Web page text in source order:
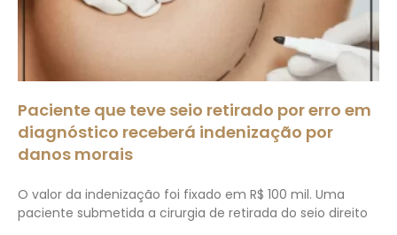
Paciente que teve seio retirado por erro em
diagnóstico receberá indenização por
danos morais
O valor da indenização foi fixado em R$ 100 mil. Uma
paciente submetida a cirurgia de retirada do seio direito